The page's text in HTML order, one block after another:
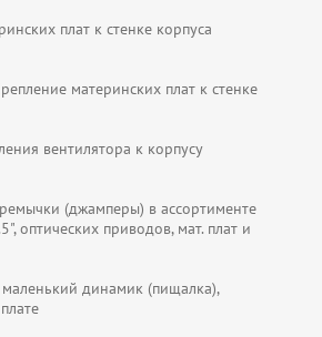
плат к стенке корпуса
материнских плат к стенке
вентилятора к корпусу
(джамперы) в ассортименте
оптических приводов, мат. плат и
динамик (пищалка),